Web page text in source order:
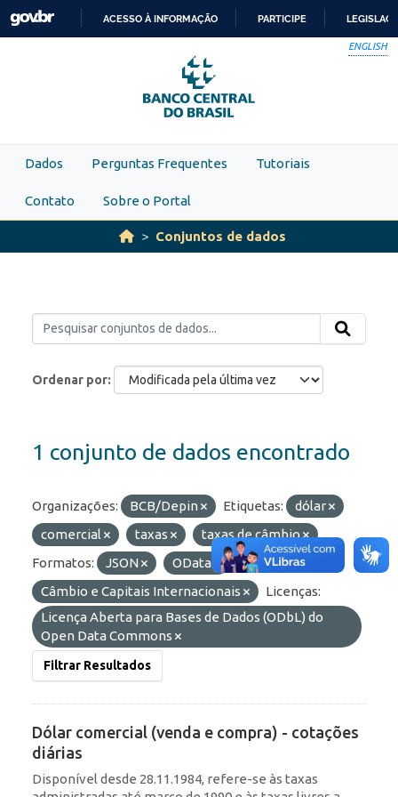
Skip to main content
PARA
O
CONTEÚDO
ACESSO À INFORMAÇÃO PARTICIPE
ENGLISH
Dados Perguntas Frequentes Tutoriais
Contato Sobre o Portal
Conjuntos de dados
Ordenar por
1 conjunto de dados encontrado
Organizações: BCB/Depin Etiquetas:
dólar
comercial
taxas
taxas de câmbio
Formatos:
JSON OData
Grupos:
Câmbio e Capitais Internacionais
Licenças:
Licença Aberta para Bases de Dados (ODbL) do
Open Data Commons
Filtrar Resultados
Dólar comercial (venda e compra) - cotações
diárias
Disponível desde 28.11.1984, refere-se às taxas